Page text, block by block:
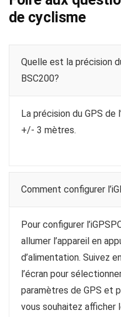
de cyclisme
Quelle est la précision
BSC200?
La précision du GPS de
+/- 3 mètres.
Comment configurer
Pour configurer
allumer l’appareil en
d’alimentation. Suivez
l’écran pour
paramètres de GPS et
vous souhaitez afficher